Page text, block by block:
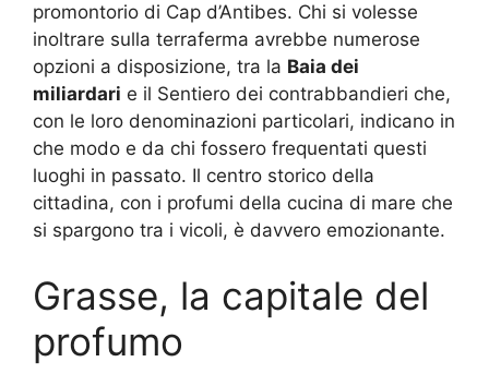
promontorio di Cap d’Antibes. Chi si volesse
inoltrare sulla terraferma avrebbe numerose
opzioni a disposizione, tra la Baia dei
miliardari e il Sentiero dei contrabbandieri che,
con le loro denominazioni particolari, indicano in
che modo e da chi fossero frequentati questi
luoghi in passato. Il centro storico della
cittadina, con i profumi della cucina di mare che
si spargono tra i vicoli, è davvero emozionante.
Grasse, la capitale del
profumo